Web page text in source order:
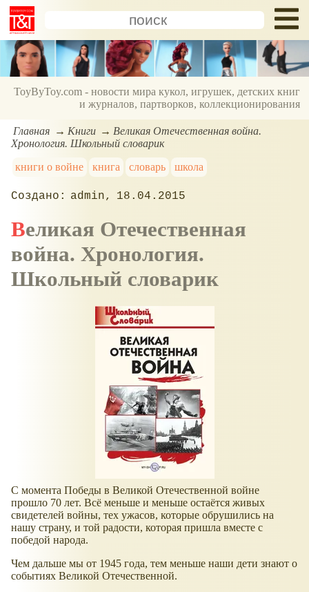
ToyByToy.com - новости мира кукол, игрушек, детских книг
и журналов, партворков, коллекционирования
Главная Книги
Великая Отечественная война.
Хронология. Школьный словарик
книги о войне
книга словарь школа
admin 18.04.2015
Великая Отечественная
война. Хронология.
Школьный словарик
С момента Победы в Великой Отечественной войне
прошло 70 лет. Всё меньше и меньше остаётся живых
свидетелей войны, тех ужасов, которые обрушились на
нашу страну, и той радости, которая пришла вместе с
победой народа.
Чем дальше мы от 1945 года, тем меньше наши дети знают о
событиях Великой Отечественной.